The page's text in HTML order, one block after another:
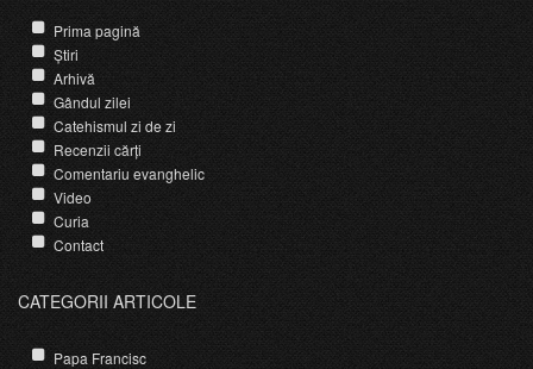
Prima pagină
Știri
Arhivă
Gândul zilei
Catehismul zi de zi
Recenzii cărți
Comentariu evanghelic
Video
Curia
Contact
CATEGORII ARTICOLE
Papa Francisc